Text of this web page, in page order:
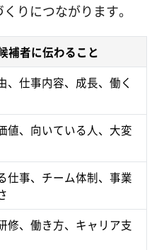
りにつながります。
補者に伝わること
、仕事内容、成長、働く
値、向いている人、大変
仕事、チーム体制、事業
修、働き方、キャリア支